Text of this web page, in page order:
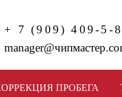
+ 7 (909) 409-5-
ПРОБЕГА